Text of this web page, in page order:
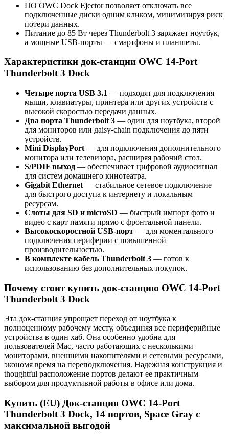
ПО OWC Dock Ejector позволяет отключать все
подключенные диски одним кликом, минимизируя риск
потери данных.
Питание до 85 Вт через Thunderbolt 3 заряжает ноутбук,
а мощные USB-порты — смартфоны и планшеты.
Характеристики док-станции OWC 14-Port
Thunderbolt 3 Dock
Четыре порта USB 3.1 — подходят для подключения
мыши, клавиатуры, принтера или других устройств с
высокой скоростью передачи данных.
Два порта Thunderbolt 3 — один для ноутбука, второй
для мониторов или даisy-chain подключения до пяти
устройств.
Mini DisplayPort — для подключения дополнительного
монитора или телевизора, расширяя рабочий стол.
S/PDIF выход — обеспечивает цифровой аудиосигнал
для систем домашнего кинотеатра.
Gigabit Ethernet — стабильное сетевое подключение
для быстрого доступа к интернету и локальным
ресурсам.
Слоты для SD и microSD — быстрый импорт фото и
видео с карт памяти прямо с фронтальной панели.
Высокоскоростной USB-порт — для моментального
подключения периферии с повышенной
производительностью.
В комплекте кабель Thunderbolt 3 — готов к
использованию без дополнительных покупок.
Почему стоит купить док-станцию OWC 14-Port
Thunderbolt 3 Dock
Эта док-станция упрощает переход от ноутбука к
полноценному рабочему месту, объединяя все периферийные
устройства в один хаб. Она особенно удобна для
пользователей Mac, часто работающих с несколькими
мониторами, внешними накопителями и сетевыми ресурсами,
экономя время на переподключения. Надежная конструкция и
thoughtful расположение портов делают ее практичным
выбором для продуктивной работы в офисе или дома.
Купить (EU) Док-станция OWC 14-Port
Thunderbolt 3 Dock, 14 портов, Space Gray с
максимальной выгодой